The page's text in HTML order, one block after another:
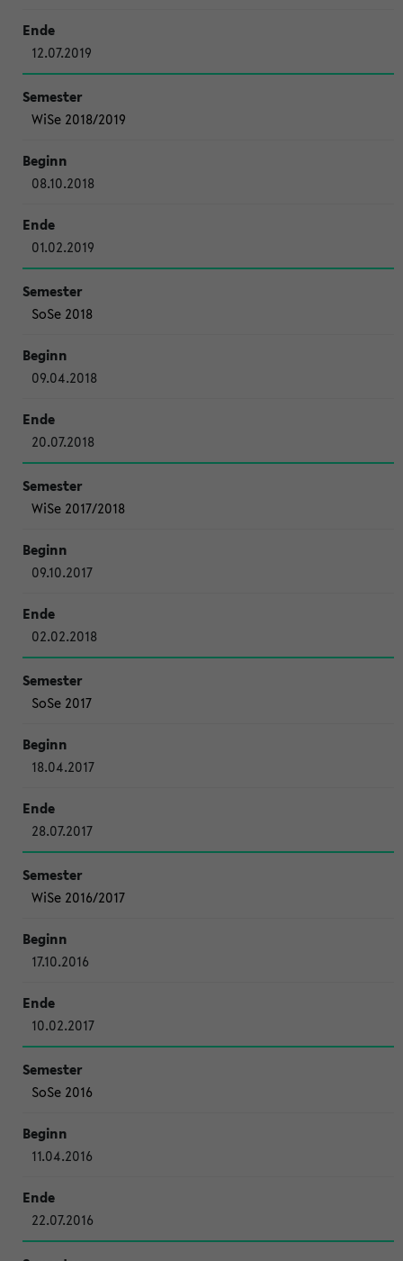
12.07.2019
WiSe 2018/2019
08.10.2018
01.02.2019
SoSe 2018
09.04.2018
20.07.2018
WiSe 2017/2018
09.10.2017
02.02.2018
SoSe 2017
18.04.2017
28.07.2017
WiSe 2016/2017
17.10.2016
10.02.2017
SoSe 2016
11.04.2016
22.07.2016